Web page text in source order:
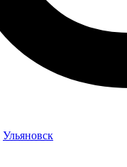
Ульяновск